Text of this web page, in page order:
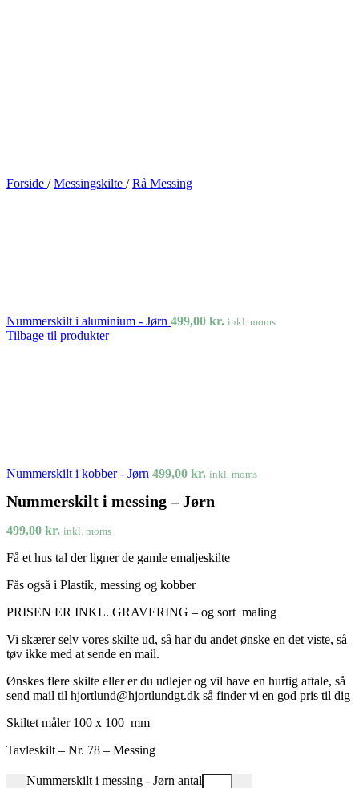
Forside / Messingskilte / Rå Messing
Nummerskilt i aluminium - Jørn 499,00 kr. inkl. moms
Tilbage til produkter
Nummerskilt i kobber - Jørn 499,00 kr. inkl. moms
Nummerskilt i messing – Jørn
499,00 kr. inkl. moms
Få et hus tal der ligner de gamle emaljeskilte
Fås også i Plastik, messing og kobber
PRISEN ER INKL. GRAVERING – og sort maling
Vi skærer selv vores skilte ud, så har du andet ønske en det viste, så
tøv ikke med at sende en mail.
Ønskes flere skilte eller er du udlejer og vil have en hurtig aftale, så
send mail til hjortlund@hjortlundgt.dk så finder vi en god pris til dig
Skiltet måler 100 x 100 mm
Tavleskilt – Nr. 78 – Messing
Nummerskilt i messing - Jørn antal